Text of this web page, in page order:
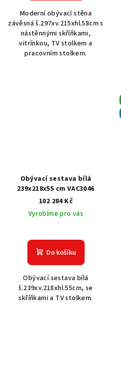
Moderní obývací stěna
závěsná š.297xv.215xhl.58cm s
nástěnnými skříňkami,
vitrínkou, TV stolkem a
pracovním stolkem.
Obývací sestava bílá
239x218x55 cm VAC3046
102 284 Kč
Vyrobíme pro vás
Do košíku
Obývací sestava bílá
š.239xv.218xhl.55cm, se
skříňkami a TV stolkem.